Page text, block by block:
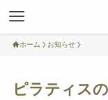
ホーム お知らせ
ピラティス